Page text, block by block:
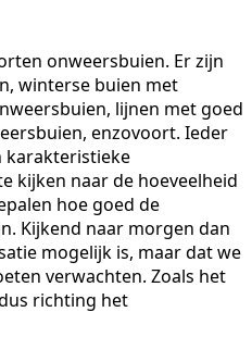
onweersbuien. Er zijn
winterse buien met
lijnen met goed
enzovoort. Ieder
karakteristieke
kijken naar de hoeveelheid
hoe goed de
Kijkend naar morgen dan
mogelijk is, maar dat we
verwachten. Zoals het
richting het